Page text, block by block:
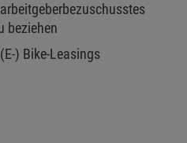
beziehen
) Bike-Leasings